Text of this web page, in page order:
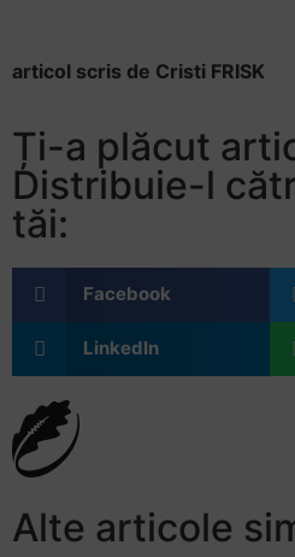
articol scris de Cristi FRISK
Ți-a plăcut
Distribuie-l
tăi:
Facebook
LinkedIn
Alte articole